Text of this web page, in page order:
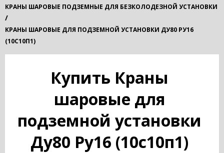
КРАНЫ ШАРОВЫЕ ПОДЗЕМНЫЕ ДЛЯ БЕЗКОЛОДЕЗНОЙ УСТАНОВКИ
/
КРАНЫ ШАРОВЫЕ ДЛЯ ПОДЗЕМНОЙ УСТАНОВКИ ДУ80 РУ16
(10С10П1)
Купить Краны
шаровые для
подземной установки
Ду80 Ру16 (10с10п1)